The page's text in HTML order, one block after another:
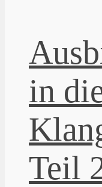
in
Teil